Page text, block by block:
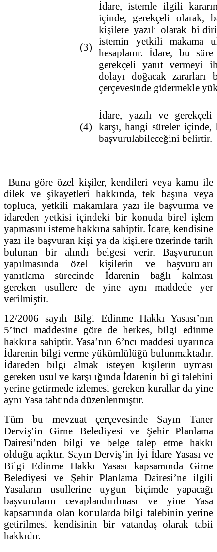
(3)
İdare, istemle ilgili
içinde, gerekçeli olarak,
kişilere yazılı olarak
istemin yetkili makama
hesaplanır. İdare, bu
gerekçeli yanıt vermeyi
dolayı doğacak zararları
çerçevesinde gidermekle
(4)
İdare, yazılı ve
karşı, hangi süreler
başvurulabileceğini belirtir.
Buna göre özel kişiler, kendileri veya kamu ile
dilek ve şikayetleri hakkında, tek başına veya
topluca, yetkili makamlara yazı ile başvurma ve
idareden yetkisi içindeki bir konuda birel işlem
yapmasını isteme hakkına sahiptir. İdare, kendisine
yazı ile başvuran kişi ya da kişilere üzerinde tarih
bulunan bir alındı belgesi verir. Başvurunun
yapılmasında özel kişilerin ve başvuruları
yanıtlama sürecinde İdarenin bağlı kalması
gereken usullere de yine aynı maddede yer
verilmiştir.
12/2006 sayılı Bilgi Edinme Hakkı Yasası’nın
5’inci maddesine göre de herkes, bilgi edinme
hakkına sahiptir. Yasa’nın 6’ncı maddesi uyarınca
İdarenin bilgi verme yükümlülüğü bulunmaktadır.
İdareden bilgi almak isteyen kişilerin uyması
gereken usul ve karşılığında İdarenin bilgi talebini
yerine getirmede izlemesi gereken kurallar da yine
aynı Yasa tahtında düzenlenmiştir.
Tüm bu mevzuat çerçevesinde Sayın Taner
Derviş’in Girne Belediyesi ve Şehir Planlama
Dairesi’nden bilgi ve belge talep etme hakkı
olduğu açıktır. Sayın Derviş’in İyi İdare Yasası ve
Bilgi Edinme Hakkı Yasası kapsamında Girne
Belediyesi ve Şehir Planlama Dairesi’ne ilgili
Yasaların usullerine uygun biçimde yapacağı
başvuruların cevaplandırılması ve yine Yasa
kapsamında olan konularda bilgi talebinin yerine
getirilmesi kendisinin bir vatandaş olarak tabii
hakkıdır.